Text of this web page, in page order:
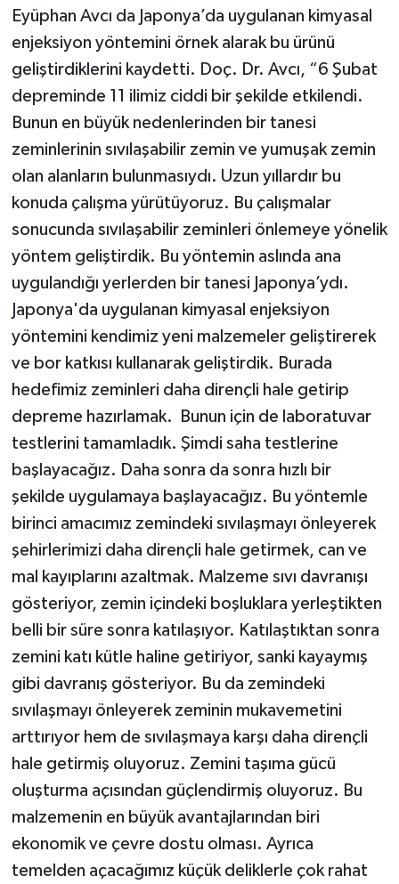
Eyüphan Avcı da Japonya’da uygulanan kimyasal
enjeksiyon yöntemini örnek alarak bu ürünü
geliştirdiklerini kaydetti. Doç. Dr. Avcı, “6 Şubat
depreminde 11 ilimiz ciddi bir şekilde etkilendi.
Bunun en büyük nedenlerinden bir tanesi
zeminlerinin sıvılaşabilir zemin ve yumuşak zemin
olan alanların bulunmasıydı. Uzun yıllardır bu
konuda çalışma yürütüyoruz. Bu çalışmalar
sonucunda sıvılaşabilir zeminleri önlemeye yönelik
yöntem geliştirdik. Bu yöntemin aslında ana
uygulandığı yerlerden bir tanesi Japonya’ydı.
Japonya'da uygulanan kimyasal enjeksiyon
yöntemini kendimiz yeni malzemeler geliştirerek
ve bor katkısı kullanarak geliştirdik. Burada
hedefimiz zeminleri daha dirençli hale getirip
depreme hazırlamak. Bunun için de laboratuvar
testlerini tamamladık. Şimdi saha testlerine
başlayacağız. Daha sonra da sonra hızlı bir
şekilde uygulamaya başlayacağız. Bu yöntemle
birinci amacımız zemindeki sıvılaşmayı önleyerek
şehirlerimizi daha dirençli hale getirmek, can ve
mal kayıplarını azaltmak. Malzeme sıvı davranışı
gösteriyor, zemin içindeki boşluklara yerleştikten
belli bir süre sonra katılaşıyor. Katılaştıktan sonra
zemini katı kütle haline getiriyor, sanki kayaymış
gibi davranış gösteriyor. Bu da zemindeki
sıvılaşmayı önleyerek zeminin mukavemetini
arttırıyor hem de sıvılaşmaya karşı daha dirençli
hale getirmiş oluyoruz. Zemini taşıma gücü
oluşturma açısından güçlendirmiş oluyoruz. Bu
malzemenin en büyük avantajlarından biri
ekonomik ve çevre dostu olması. Ayrıca
temelden açacağımız küçük deliklerle çok rahat